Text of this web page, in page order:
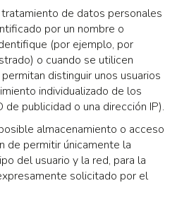
de datos personales
por un nombre o
(por ejemplo, por
o cuando se utilicen
distinguir unos usuarios
individualizado de los
de publicidad o una dirección IP).
almacenamiento o acceso
de permitir únicamente la
del usuario y la red, para la
solicitado por el